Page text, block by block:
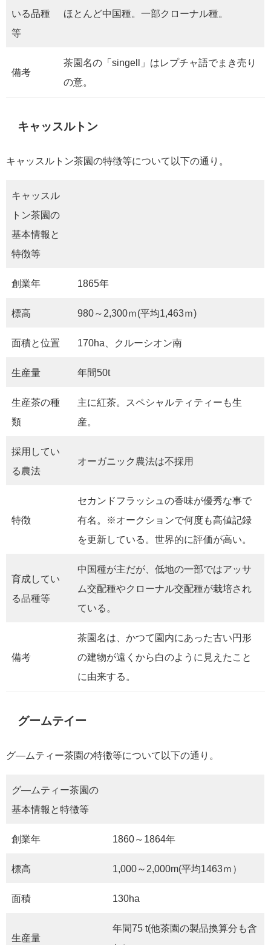
いる品種
等
ほとんど中国種。一部クローナル種。
備考
茶園名の「singell」はレプチャ語でまき売り
の意。
キャッスルトン
キャッスルトン茶園の特徴等について以下の通り。
キャッスル
トン茶園の
基本情報と
特徴等
創業年 1865年
標高 980～2,300ｍ(平均1,463ｍ)
面積と位置 170ha、クルーシオン南
生産量 年間50t
生産茶の種
類
主に紅茶。スペシャルティティーも生
産。
採用してい
る農法
オーガニック農法は不採用
特徴
セカンドフラッシュの香味が優秀な事で
有名。※オークションで何度も高値記録
を更新している。世界的に評価が高い。
育成してい
る品種等
中国種が主だが、低地の一部ではアッサ
ム交配種やクローナル交配種が栽培され
ている。
備考
茶園名は、かつて園内にあった古い円形
の建物が遠くから白のように見えたこと
に由来する。
グームテイー
グ―ムティー茶園の特徴等について以下の通り。
グ―ムティー茶園の
基本情報と特徴等
創業年 1860～1864年
標高 1,000～2,000m(平均1463ｍ）
面積 130ha
生産量
年間75 t(他茶園の製品換算分も含